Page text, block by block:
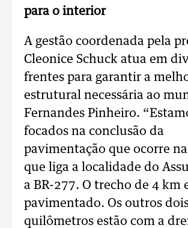
para o interior
A gestão coordenada pela
Cleonice Schuck atua em
frentes para garantir a
estrutural necessária ao
Fernandes Pinheiro.
focados na conclusão da
pavimentação que ocorre
que liga a localidade do
a BR-277. O trecho de 4 km
pavimentado. Os outros
quilômetros estão com a